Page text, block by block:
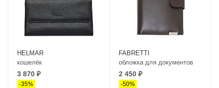
HELMAR
кошелёк
3 870 ₽
-35%
FABRETTI
обложка для документов
2 450 ₽
-50%